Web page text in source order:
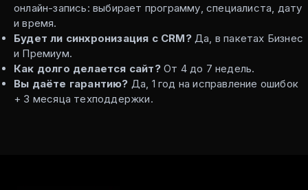
онлайн-запись: выбирает программу, специалиста, дату
и время.
Будет ли синхронизация с CRM?Да, в пакетах Бизнес
и Премиум.
Как долго делается сайт?От 4 до 7 недель.
Вы даёте гарантию? Да, 1 год на исправление ошибок
+ 3 месяца техподдержки.